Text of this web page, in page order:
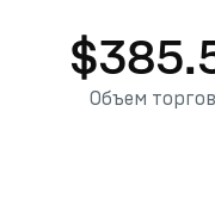
Объем